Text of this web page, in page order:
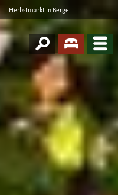
Herbstmarkt in Berge